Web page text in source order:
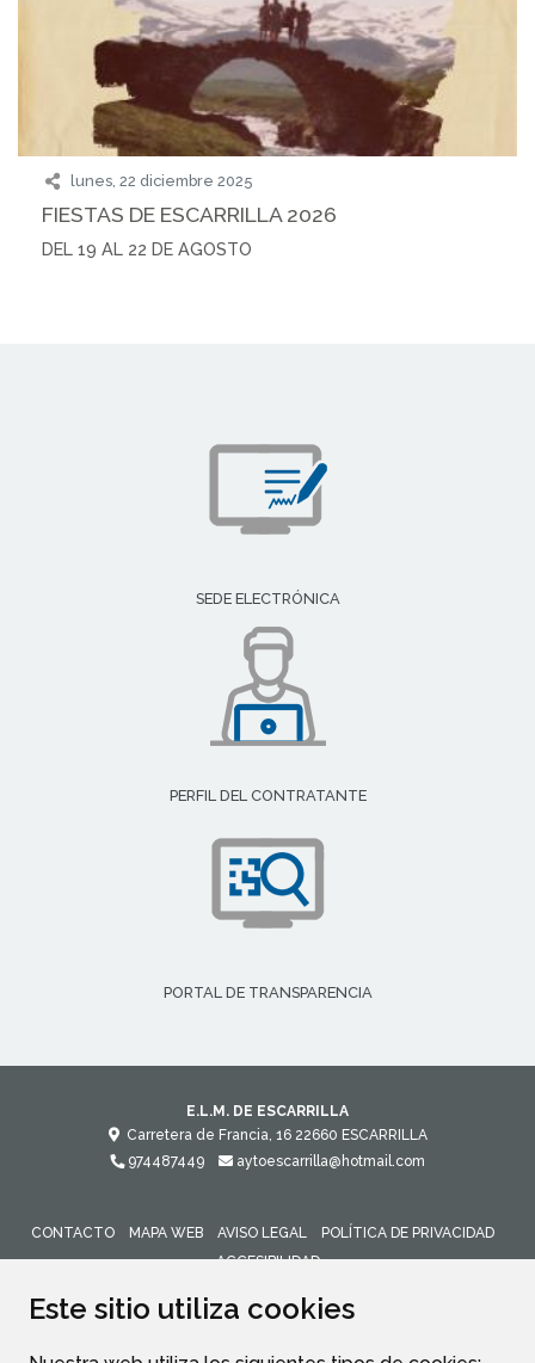
Este sitio utiliza cookies
lunes, 22 diciembre 2025
FIESTAS DE ESCARRILLA 2026
DEL 19 AL 22 DE AGOSTO
SEDE ELECTRÓNICA
PERFIL DEL CONTRATANTE
PORTAL DE TRANSPARENCIA
E.L.M. DE ESCARRILLA
Carretera de Francia, 16 22660 ESCARRILLA
974487449
aytoescarrilla@hotmail.com
CONTACTO MAPA WEB AVISO LEGAL
POLÍTICA DE PRIVACIDAD
ACCESIBILIDAD